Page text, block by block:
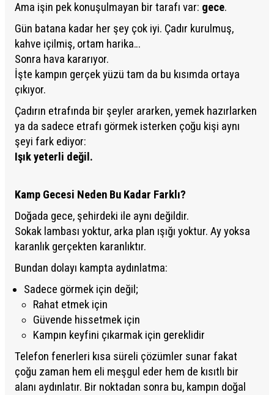
Ama işin pek konuşulmayan bir tarafı var: gece.
Gün batana kadar her şey çok iyi. Çadır kurulmuş,
kahve içilmiş, ortam harika…
Sonra hava kararıyor.
İşte kampın gerçek yüzü tam da bu kısımda ortaya
çıkıyor.
Çadırın etrafında bir şeyler ararken, yemek hazırlarken
ya da sadece etrafı görmek isterken çoğu kişi aynı
şeyi fark ediyor:
Işık yeterli değil.
Kamp Gecesi Neden Bu Kadar Farklı?
Doğada gece, şehirdeki ile aynı değildir.
Sokak lambası yoktur, arka plan ışığı yoktur. Ay yoksa
karanlık gerçekten karanlıktır.
Bundan dolayı kampta aydınlatma:
Sadece görmek için değil;
Rahat etmek için
Güvende hissetmek için
Kampın keyfini çıkarmak için gereklidir
Telefon fenerleri kısa süreli çözümler sunar fakat
çoğu zaman hem eli meşgul eder hem de kısıtlı bir
alanı aydınlatır. Bir noktadan sonra bu, kampın doğal